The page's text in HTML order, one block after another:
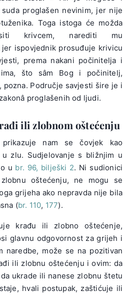
proglašen nevinim, jer nije
Toga istoga će možda
krivcem, narediti mu
ispovjednik prosuđuje krivicu
prema nakani počinitelja i
što sâm Bog i počinitelj,
Područje savjesti šire je i
proglašenih od ljudi.
ili zlobnom oštećenju
prikazuje nam se čovjek kao
zlu. Sudjelovanje s bližnjim u
u br. 96, bilješki 2. Ni sudionici
oštećenju, ne mogu se
grijeha ako nepravda nije bila
(br. 110, 177).
krađu ili zlobno oštećenje,
glavnu odgovornost za grijeh i
naredbe, može se na pozitivan
ili zlobnu oštećenju i ovim: da
ukrade ili nanese zlobnu štetu
hvali postupak, zaštićuje ili